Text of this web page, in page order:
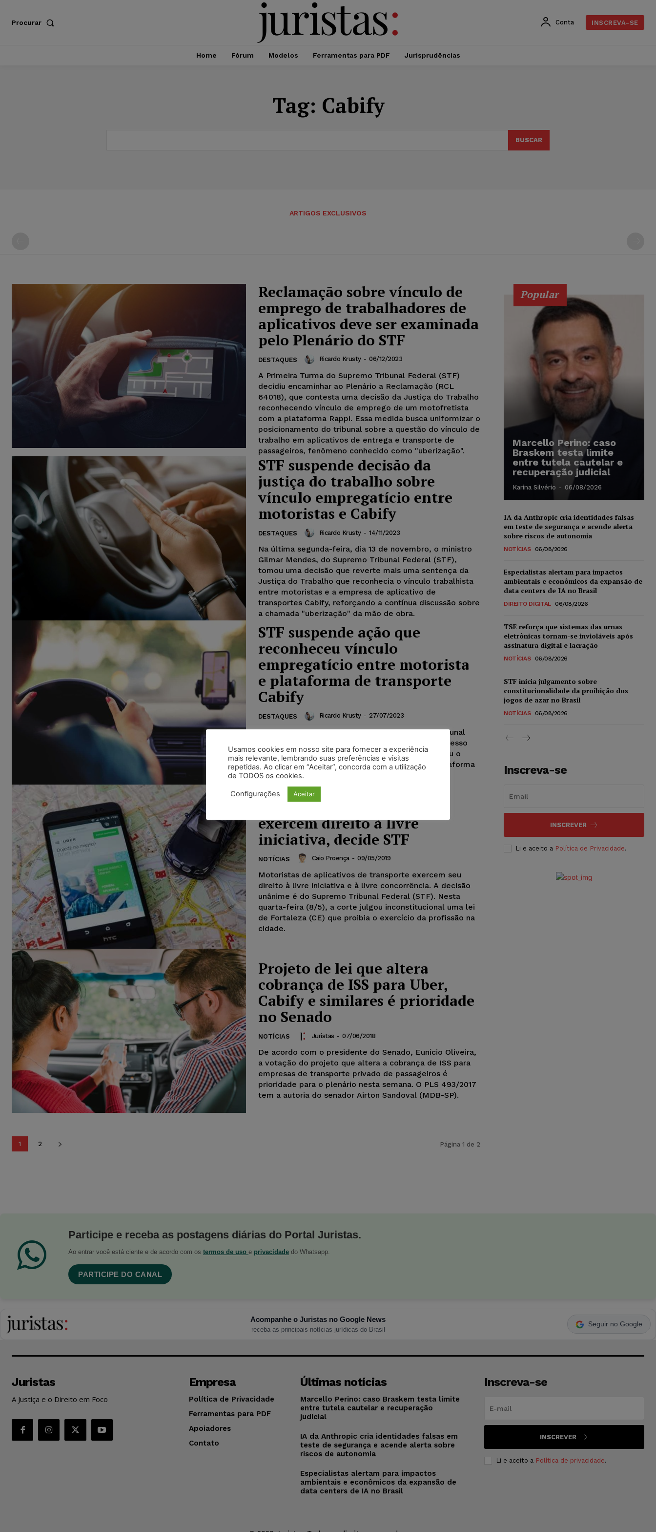
Procurar Conta INSCREVA-SE
Home Fórum Modelos Ferramentas para PDF Jurisprudências
Tag: Cabify
BUSCAR
ARTIGOS EXCLUSIVOS
Reclamação sobre vínculo de
emprego de trabalhadores de
aplicativos deve ser examinada
pelo Plenário do STF
DESTAQUES Ricardo Krusty - 06/12/2023
A Primeira Turma do Supremo Tribunal Federal (STF)
decidiu encaminhar ao Plenário a Reclamação (RCL
64018), que contesta uma decisão da Justiça do Trabalho
reconhecendo vínculo de emprego de um motofretista
com a plataforma Rappi. Essa medida busca uniformizar o
posicionamento do tribunal sobre a questão do vínculo de
trabalho em aplicativos de entrega e transporte de
passageiros, fenômeno conhecido como "uberização".
STF suspende decisão da
justiça do trabalho sobre
vínculo empregatício entre
motoristas e Cabify
DESTAQUES Ricardo Krusty - 14/11/2023
Na última segunda-feira, dia 13 de novembro, o ministro
Gilmar Mendes, do Supremo Tribunal Federal (STF),
tomou uma decisão que reverte mais uma sentença da
Justiça do Trabalho que reconhecia o vínculo trabalhista
entre motoristas e a empresa de aplicativo de
transportes Cabify, reforçando a contínua discussão sobre
a chamada "uberização" da mão de obra.
STF suspende ação que
reconheceu vínculo
empregatício entre motorista
e plataforma de transporte
Cabify
DESTAQUES Ricardo Krusty - 27/07/2023
O ministro Alexandre de Moraes, do Supremo Tribunal
Federal (STF), concedeu liminar e suspendeu processo
em trâmite na Justiça do Trabalho que reconheceu o
vínculo empregatício de um motorista com a plataforma
Cabify.
Aplicativos de transporte
exercem direito à livre
iniciativa, decide STF
NOTÍCIAS Caio Proença - 09/05/2019
Motoristas de aplicativos de transporte exercem seu
direito à livre iniciativa e à livre concorrência. A decisão
unânime é do Supremo Tribunal Federal (STF). Nesta
quarta-feira (8/5), a corte julgou inconstitucional uma lei
de Fortaleza (CE) que proibia o exercício da profissão na
cidade.
Projeto de lei que altera
cobrança de ISS para Uber,
Cabify e similares é prioridade
no Senado
NOTÍCIAS Juristas - 07/06/2018
De acordo com o presidente do Senado, Eunício Oliveira,
a votação do projeto que altera a cobrança de ISS para
empresas de transporte privado de passageiros é
prioridade para o plenário nesta semana. O PLS 493/2017
tem a autoria do senador Airton Sandoval (MDB-SP).
1 2 Página 1 de 2
Popular
Marcello Perino: caso
Braskem testa limite
entre tutela cautelar e
recuperação judicial
Karina Silvério - 06/08/2026
IA da Anthropic cria identidades falsas
em teste de segurança e acende alerta
sobre riscos de autonomia
NOTÍCIAS 06/08/2026
Especialistas alertam para impactos
ambientais e econômicos da expansão de
data centers de IA no Brasil
DIREITO DIGITAL 06/08/2026
TSE reforça que sistemas das urnas
eletrônicas tornam-se invioláveis após
assinatura digital e lacração
NOTÍCIAS 06/08/2026
STF inicia julgamento sobre
constitucionalidade da proibição dos
jogos de azar no Brasil
NOTÍCIAS 06/08/2026
Inscreva-se
INSCREVER
Li e aceito a Política de Privacidade.
Participe e receba as postagens diárias do Portal Juristas.
Ao entrar você está ciente e de acordo com os termos de uso e privacidade do Whatsapp.
PARTICIPE DO CANAL
Acompanhe o Juristas no Google News
receba as principais notícias jurídicas do Brasil
Seguir no Google
Juristas
A Justiça e o Direito em Foco
Empresa
Política de Privacidade
Ferramentas para PDF
Apoiadores
Contato
Últimas notícias
Marcello Perino: caso Braskem testa limite
entre tutela cautelar e recuperação
judicial
IA da Anthropic cria identidades falsas em
teste de segurança e acende alerta sobre
riscos de autonomia
Especialistas alertam para impactos
ambientais e econômicos da expansão de
data centers de IA no Brasil
Inscreva-se
INSCREVER
Li e aceito a Política de privacidade.
Usamos cookies em nosso site para fornecer a experiência
mais relevante, lembrando suas preferências e visitas
repetidas. Ao clicar em “Aceitar”, concorda com a utilização
de TODOS os cookies.
Configurações Aceitar